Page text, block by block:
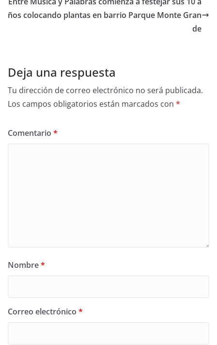
ños colocando plantas en barrio Parque Monte Gran
de
Deja una respuesta
Tu dirección de correo electrónico no será publicada.
Los campos obligatorios están marcados con *
Comentario *
Nombre*
Correo electrónico *